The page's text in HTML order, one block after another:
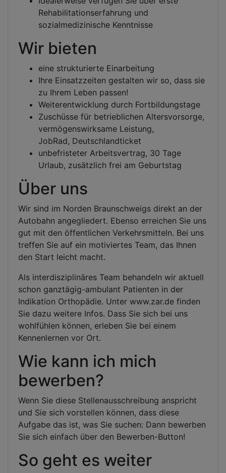
Rehabilitationserfahrung und
sozialmedizinische Kenntnisse
Wir bieten
eine strukturierte Einarbeitung
Ihre Einsatzzeiten gestalten wir so, dass sie
zu Ihrem Leben passen!
Weiterentwicklung durch Fortbildungstage
Zuschüsse für betrieblichen Altersvorsorge,
vermögenswirksame Leistung,
JobRad, Deutschlandticket
unbefristeter Arbeitsvertrag, 30 Tage
Urlaub, zusätzlich frei am Geburtstag
Über uns
Wir sind im Norden Braunschweigs direkt an der
Autobahn angegliedert. Ebenso erreichen Sie uns
gut mit den öffentlichen Verkehrsmitteln. Bei uns
treffen Sie auf ein motiviertes Team, das Ihnen
den Start leicht macht.
Als interdisziplinäres Team behandeln wir aktuell
schon ganztägig-ambulant Patienten in der
Indikation Orthopädie. Unter www.zar.de finden
Sie dazu weitere Infos. Dass Sie sich bei uns
wohlfühlen können, erleben Sie bei einem
Kennenlernen vor Ort.
Wie kann ich mich
bewerben?
Wenn Sie diese Stellenausschreibung anspricht
und Sie sich vorstellen können, dass diese
Aufgabe das ist, was Sie suchen: Dann bewerben
Sie sich einfach über den Bewerben-Button!
So geht es weiter